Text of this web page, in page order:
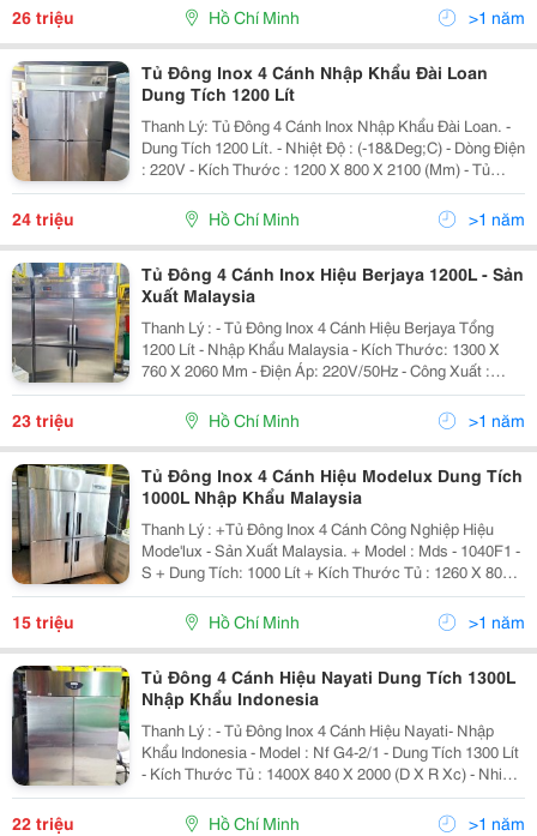
26 triệu Hồ Chí Minh >1 năm
Tủ Đông Inox 4 Cánh Nhập Khẩu Đài Loan
Dung Tích 1200 Lít
Thanh Lý: Tủ Đông 4 Cánh Inox Nhập Khẩu Đài Loan. -
Dung Tích 1200 Lít. - Nhiệt Độ : (-18&Deg;C) - Dòng Điện
: 220V - Kích Thước : 1200 X 800 X 2100 (Mm) - Tủ
Được Thiết Kế Gọn Gàng, 1 Ngăn Đông Rộng 4 Cánh
Mở Tiện Cho Việc Lưu Trữ 1 Lượng...
24 triệu Hồ Chí Minh >1 năm
Tủ Đông 4 Cánh Inox Hiệu Berjaya 1200L - Sản
Xuất Malaysia
Thanh Lý : - Tủ Đông Inox 4 Cánh Hiệu Berjaya Tổng
1200 Lít - Nhập Khẩu Malaysia - Kích Thước: 1300 X
760 X 2060 Mm - Điện Áp: 220V/50Hz - Công Xuất :
876W - Nhiệt Độ: (-18&Deg;C) - Trọng Lượng: 168Kg -
23 triệu Hồ Chí Minh >1 năm
Tủ Đông Inox 4 Cánh Hiệu Modelux Dung Tích
1000L Nhập Khẩu Malaysia
Thanh Lý : +Tủ Đông Inox 4 Cánh Công Nghiệp Hiệu
Mode'lux - Sản Xuất Malaysia. + Model : Mds - 1040F1 -
S + Dung Tích: 1000 Lít + Kích Thước Tủ : 1260 X 800 X
1830 (Mm) + Trọng Lượng: 180Kg + Nhiệt Độ Ngăn
Đông : (-18&Deg;C) + Chế Độ...
15 triệu Hồ Chí Minh >1 năm
Tủ Đông 4 Cánh Hiệu Nayati Dung Tích 1300L
Nhập Khẩu Indonesia
Thanh Lý : - Tủ Đông Inox 4 Cánh Hiệu Nayati- Nhập
Khẩu Indonesia - Model : Nf G4-2/1 - Dung Tích 1300 Lít
- Kích Thước Tủ : 1400X 840 X 2000 (D X R Xc) - Nhiệt
Độ: ( -18&Deg;C ~ -20&Deg;C) - Điện Áp : 220V - Gas
R404A - Chế Độ Bảo...
22 triệu Hồ Chí Minh >1 năm